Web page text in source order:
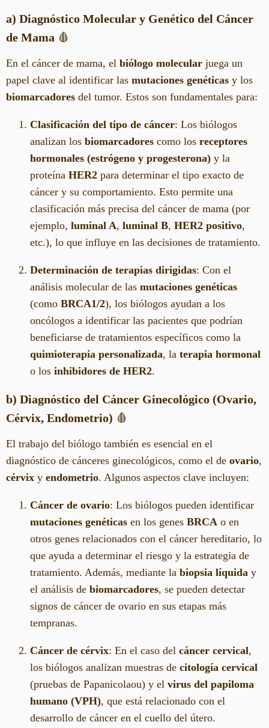
a) Diagnóstico Molecular y Genético del Cáncer
de Mama 🩸
En el cáncer de mama, el biólogo molecular juega un
papel clave al identificar las mutaciones genéticas y los
biomarcadores del tumor. Estos son fundamentales para:
Clasificación del tipo de cáncer: Los biólogos
analizan los biomarcadores como los receptores
hormonales (estrógeno y progesterona) y la
proteína HER2 para determinar el tipo exacto de
cáncer y su comportamiento. Esto permite una
clasificación más precisa del cáncer de mama (por
ejemplo, luminal A, luminal B, HER2 positivo,
etc.), lo que influye en las decisiones de tratamiento.
Determinación de terapias dirigidas: Con el
análisis molecular de las mutaciones genéticas
(como BRCA1/2), los biólogos ayudan a los
oncólogos a identificar las pacientes que podrían
beneficiarse de tratamientos específicos como la
quimioterapia personalizada, la terapia hormonal
o los inhibidores de HER2.
b) Diagnóstico del Cáncer Ginecológico (Ovario,
Cérvix, Endometrio) 🩸
El trabajo del biólogo también es esencial en el
diagnóstico de cánceres ginecológicos, como el de ovario,
cérvix y endometrio. Algunos aspectos clave incluyen:
Cáncer de ovario: Los biólogos pueden identificar
mutaciones genéticas en los genes BRCA o en
otros genes relacionados con el cáncer hereditario, lo
que ayuda a determinar el riesgo y la estrategia de
tratamiento. Además, mediante la biopsia líquida y
el análisis de biomarcadores, se pueden detectar
signos de cáncer de ovario en sus etapas más
tempranas.
Cáncer de cérvix: En el caso del cáncer cervical,
los biólogos analizan muestras de citología cervical
(pruebas de Papanicolaou) y el virus del papiloma
humano (VPH), que está relacionado con el
desarrollo de cáncer en el cuello del útero.